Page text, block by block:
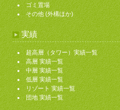
ゴミ置場
その他 (外構ほか)
実績
超高層（タワー）実績一覧
高層 実績一覧
中層 実績一覧
低層 実績一覧
リゾート 実績一覧
団地 実績一覧